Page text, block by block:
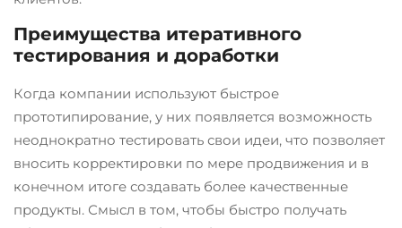
Преимущества итеративного
тестирования и доработки
Когда компании используют быстрое
прототипирование, у них появляется возможность
неоднократно тестировать свои идеи, что позволяет
вносить корректировки по мере продвижения и в
конечном итоге создавать более качественные
продукты. Смысл в том, чтобы быстро получать